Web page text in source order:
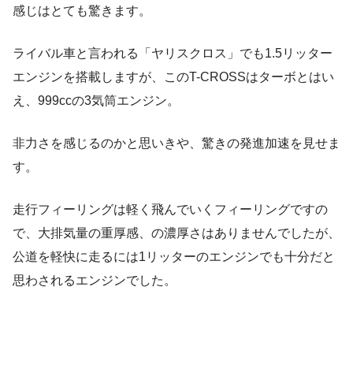
感じはとても驚きます。
ライバル車と言われる「ヤリスクロス」でも1.5リッター
エンジンを搭載しますが、このT-CROSSはターボとはい
え、999ccの3気筒エンジン。
非力さを感じるのかと思いきや、驚きの発進加速を見せま
す。
走行フィーリングは軽く飛んでいくフィーリングですの
で、大排気量の重厚感、の濃厚さはありませんでしたが、
公道を軽快に走るには1リッターのエンジンでも十分だと
思わされるエンジンでした。